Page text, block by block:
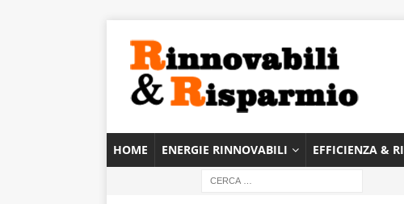
HOME ENERGIE RINNOVABILI EFFICIENZA &